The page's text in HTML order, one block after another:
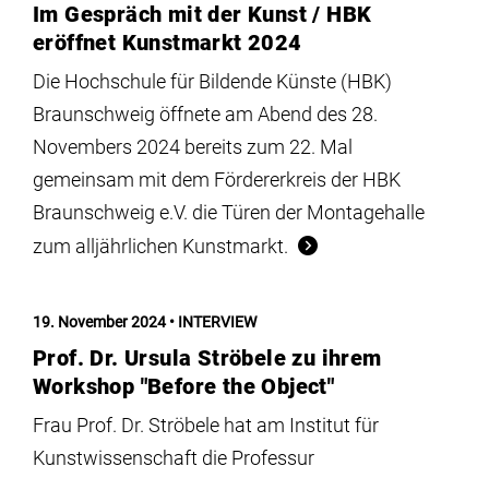
Im Gespräch mit der Kunst / HBK
eröffnet Kunstmarkt 2024
Die Hochschule für Bildende Künste (HBK)
Braunschweig öffnete am Abend des 28.
Novembers 2024 bereits zum 22. Mal
gemeinsam mit dem Fördererkreis der HBK
Braunschweig e.V. die Türen der Montagehalle
zum alljährlichen Kunstmarkt.
19. November 2024 INTERVIEW
Prof. Dr. Ursula Ströbele zu ihrem
Workshop "Before the Object"
Frau Prof. Dr. Ströbele hat am Institut für
Kunstwissenschaft die Professur